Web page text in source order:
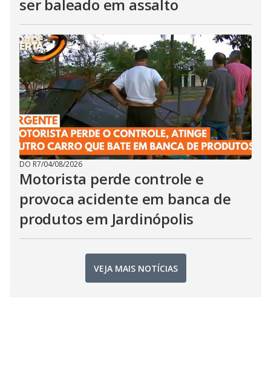
ser baleado em assalto
DO R7/04/08/2026
Motorista perde controle e
provoca acidente em banca de
produtos em Jardinópolis
VEJA MAIS NOTÍCIAS